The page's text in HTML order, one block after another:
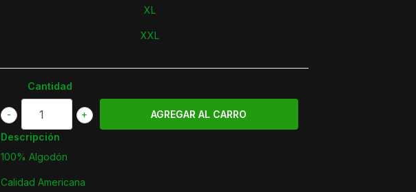
XL
XXL
Cantidad
+
-
Descripción
100% Algodón
Calidad Americana